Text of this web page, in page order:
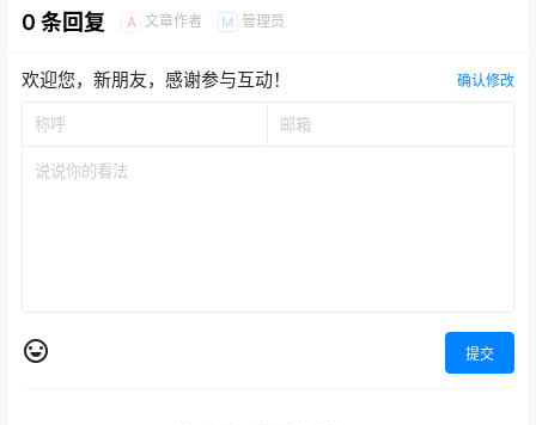
0 条回复 A 文章作者 M 管理员
欢迎您，新朋友，感谢参与互动！ 确认修改
提交